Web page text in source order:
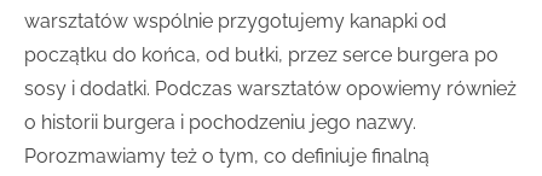
warsztatów wspólnie przygotujemy kanapki od
początku do końca, od bułki, przez serce burgera po
sosy i dodatki. Podczas warsztatów opowiemy również
o historii burgera i pochodzeniu jego nazwy.
Porozmawiamy też o tym, co definiuje finalną